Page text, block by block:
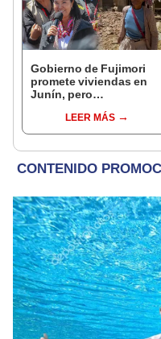
Gobierno de Fujimori
promete viviendas en
Junín, pero
se quejan por la lentitud
LEER MÁS